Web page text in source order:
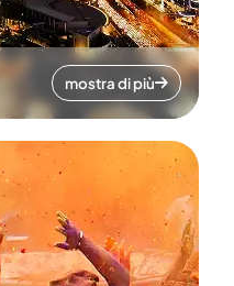
mostra di più